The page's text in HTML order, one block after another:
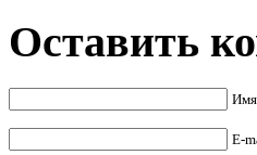
Оставить
Имя
E-